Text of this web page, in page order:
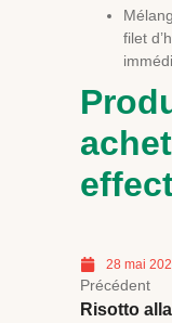
filet
28 mai
Précédent